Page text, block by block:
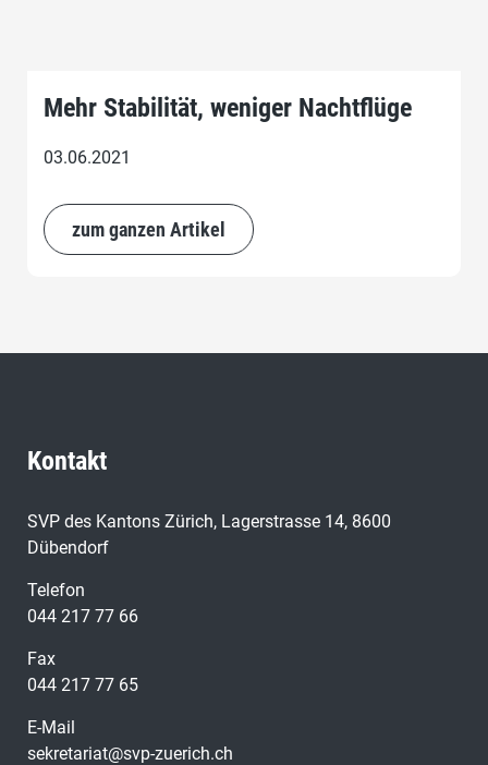
Mehr Stabilität, weniger Nachtflüge
03.06.2021
zum ganzen Artikel
Kontakt
SVP des Kantons Zürich, Lagerstrasse 14, 8600
Dübendorf
Telefon
044 217 77 66
Fax
044 217 77 65
E-Mail
sekretariat@svp-zuerich.ch